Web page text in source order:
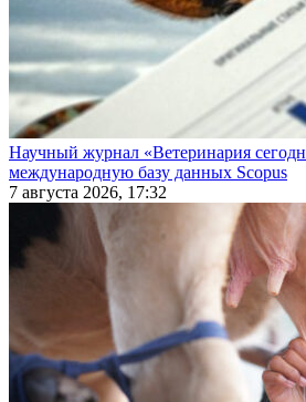
Научный журнал «Ветеринария
международную базу данных Scopus
7 августа 2026, 17:32